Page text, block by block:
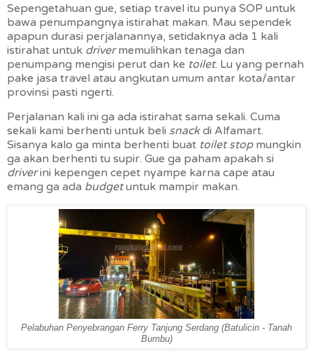
Sepengetahuan gue, setiap travel itu punya SOP untuk
bawa penumpangnya istirahat makan. Mau sependek
apapun durasi perjalanannya, setidaknya ada 1 kali
istirahat untuk drivermemulihkan tenaga dan
penumpang mengisi perut dan ke toilet. Lu yang pernah
pake jasa travel atau angkutan umum antar kota/antar
provinsi pasti ngerti.
Perjalanan kali ini ga ada istirahat sama sekali. Cuma
sekali kami berhenti untuk beli snackdi Alfamart.
Sisanya kalo ga minta berhenti buat toilet stop mungkin
ga akan berhenti tu supir. Gue ga paham apakah si
driverini kepengen cepet nyampe karna cape atau
emang ga ada budgetuntuk mampir makan.
Pelabuhan Penyebrangan Ferry Tanjung Serdang (Batulicin - Tanah
Bumbu)